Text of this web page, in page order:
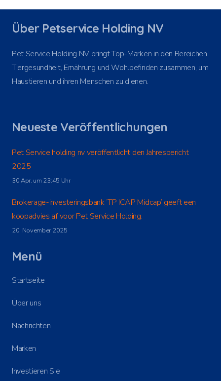
Über Petservice Holding NV
Pet Service Holding NV bringt Top-Marken in den Bereichen
Tiergesundheit, Ernährung und Wohlbefinden zusammen, um
Haustieren und ihren Menschen zu dienen.
Neueste Veröffentlichungen
Pet Service holding nv veröffentlicht den Jahresbericht
2025
30 Apr. um 23:45 Uhr
Brokerage-investeringsbank ‘TP ICAP Midcap’ geeft een
koopadvies af voor Pet Service Holding.
20. November 2025
Menü
Startseite
Über uns
Nachrichten
Marken
Investieren Sie